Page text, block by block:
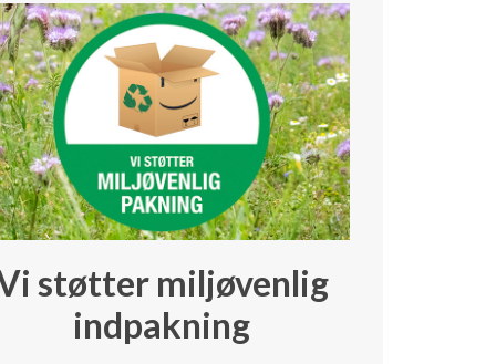
støtter miljøvenlig
indpakning